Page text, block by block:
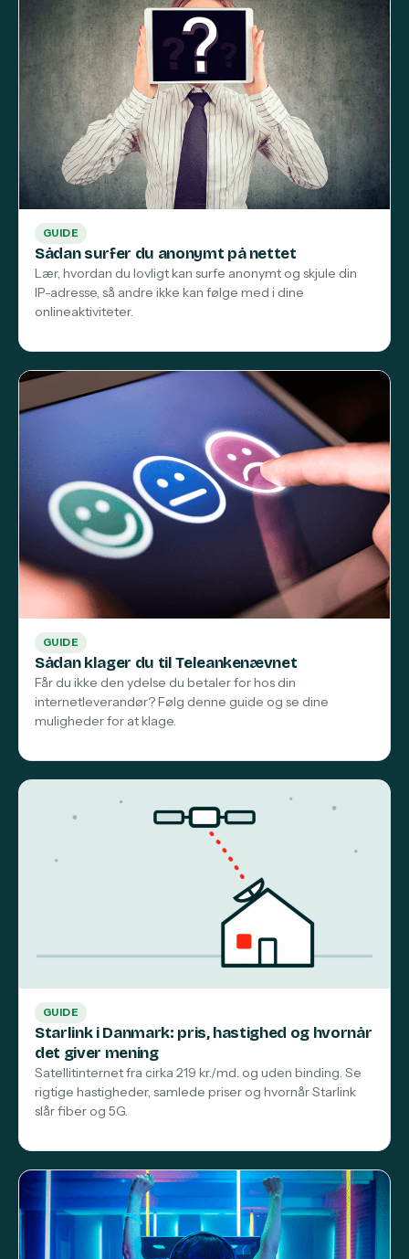
GUIDE
Sådan surfer du anonymt på nettet
Lær, hvordan du lovligt kan surfe anonymt og skjule din
IP-adresse, så andre ikke kan følge med i dine
onlineaktiviteter.
GUIDE
Sådan klager du til Teleankenævnet
Får du ikke den ydelse du betaler for hos din
internetleverandør? Følg denne guide og se dine
muligheder for at klage.
GUIDE
Starlink i Danmark: pris, hastighed og hvornår
det giver mening
Satellitinternet fra cirka 219 kr./md. og uden binding. Se
rigtige hastigheder, samlede priser og hvornår Starlink
slår fiber og 5G.